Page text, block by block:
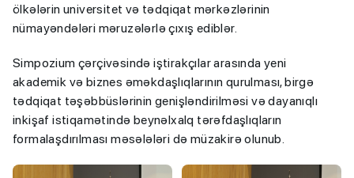
ölkələrin universitet və tədqiqat mərkəzlərinin
nümayəndələri məruzələrlə çıxış ediblər.
Simpozium çərçivəsində iştirakçılar arasında yeni
akademik və biznes əməkdaşlıqlarının qurulması, birgə
tədqiqat təşəbbüslərinin genişləndirilməsi və dayanıqlı
inkişaf istiqamətində beynəlxalq tərəfdaşlıqların
formalaşdırılması məsələləri də müzakirə olunub.